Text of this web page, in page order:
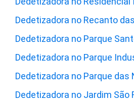
Dedetizadora no Recanto
Dedetizadora no Parque
Dedetizadora no Parque
Dedetizadora no Parque das
Dedetizadora no Jardim São